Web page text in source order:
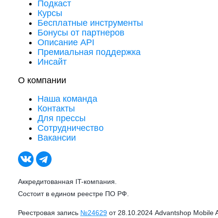
Подкаст
Курсы
Бесплатные инструменты
Бонусы от партнеров
Описание API
Премиальная поддержка
Инсайт
О компании
Наша команда
Контакты
Для прессы
Сотрудничество
Вакансии
Аккредитованная IT-компания.
Состоит в едином реестре ПО РФ.
Реестровая запись №24629 от 28.10.2024 Advantshop Mobile